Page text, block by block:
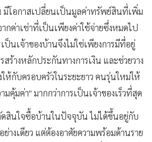
มีโอกาสเปลี่ยนเป็นมูลค่าทรัพย์สินที่เพิ่ม
กค่าเช่าที่เป็นเพียงค่าใช้จ่ายซึ่งหมดไป
ป็นเจ้าของบ้านจึงไม่ใช่เพียงการมีที่อยู่
สร้างหลักประกันทางการเงิน และช่วยวาง
ห้กับครอบครัวในระยะยาว คนรุ่นใหม่ให้
คุ้มค่า" มากกว่าการเป็นเจ้าของเร็วที่สุด
ดสินใจซื้อบ้านในปัจจุบัน ไม่ได้ขึ้นอยู่กับ
ย่างเดียว แต่ต้องอาศัยความพร้อมด้านราย